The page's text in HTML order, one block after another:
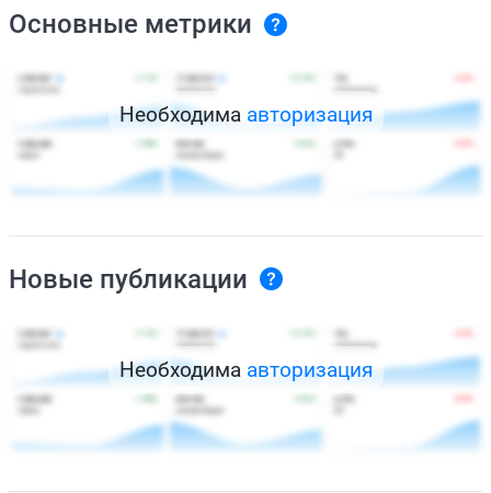
Основные метрики
Необходима авторизация
Новые публикации
Необходима авторизация